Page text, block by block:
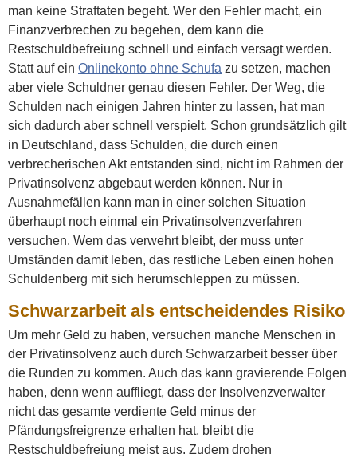
man keine Straftaten begeht. Wer den Fehler macht, ein
Finanzverbrechen zu begehen, dem kann die
Restschuldbefreiung schnell und einfach versagt werden.
Statt auf ein Onlinekonto ohne Schufa zu setzen, machen
aber viele Schuldner genau diesen Fehler. Der Weg, die
Schulden nach einigen Jahren hinter zu lassen, hat man
sich dadurch aber schnell verspielt. Schon grundsätzlich gilt
in Deutschland, dass Schulden, die durch einen
verbrecherischen Akt entstanden sind, nicht im Rahmen der
Privatinsolvenz abgebaut werden können. Nur in
Ausnahmefällen kann man in einer solchen Situation
überhaupt noch einmal ein Privatinsolvenzverfahren
versuchen. Wem das verwehrt bleibt, der muss unter
Umständen damit leben, das restliche Leben einen hohen
Schuldenberg mit sich herumschleppen zu müssen.
Schwarzarbeit als entscheidendes Risiko
Um mehr Geld zu haben, versuchen manche Menschen in
der Privatinsolvenz auch durch Schwarzarbeit besser über
die Runden zu kommen. Auch das kann gravierende Folgen
haben, denn wenn auffliegt, dass der Insolvenzverwalter
nicht das gesamte verdiente Geld minus der
Pfändungsfreigrenze erhalten hat, bleibt die
Restschuldbefreiung meist aus. Zudem drohen